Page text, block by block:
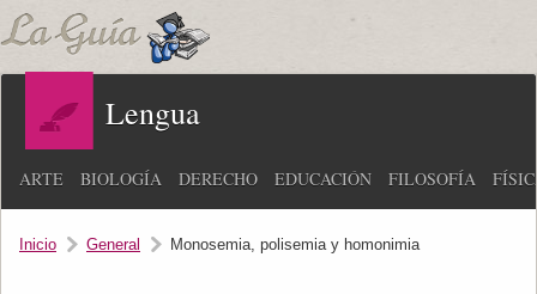
Lengua
ARTE BIOLOGÍA DERECHO EDUCACIÓN FILOSOFÍA
Inicio General Monosemia, polisemia y homonimia